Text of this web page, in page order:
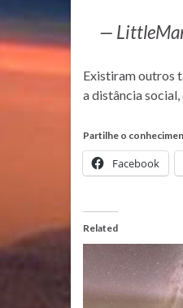
—
Existiram outros
a distância social,
Partilhe o
Facebook
Related